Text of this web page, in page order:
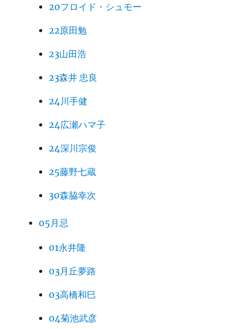
20フロイド・シュモー
22原田勉
23山田浩
23森井 忠良
24川手健
24広瀬ハマ子
24深川宗俊
25藤野七蔵
30森脇幸次
05月忌
01永井隆
03月丘夢路
03高橋和巳
04菊池武彦